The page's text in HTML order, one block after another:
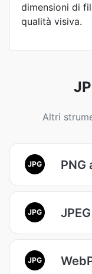
dimensioni di
qualità visiva.
Altri
JPG PNG
JPG
JPG